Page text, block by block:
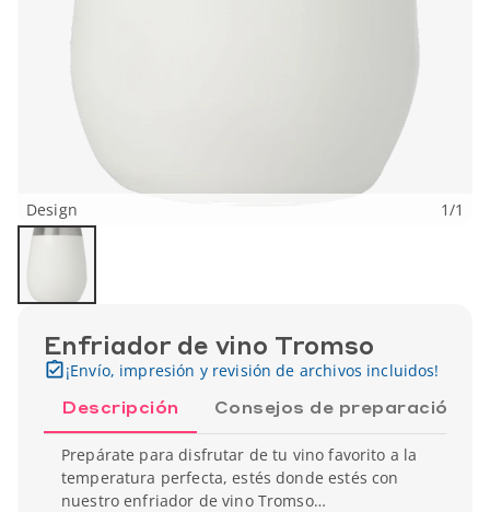
Design 1/1
Enfriador de vino Tromso
¡Envío, impresión y revisión de archivos incluidos!
Descripción Consejos de preparación
Prepárate para disfrutar de tu vino favorito a la
temperatura perfecta, estés donde estés con
nuestro enfriador de vino Tromso